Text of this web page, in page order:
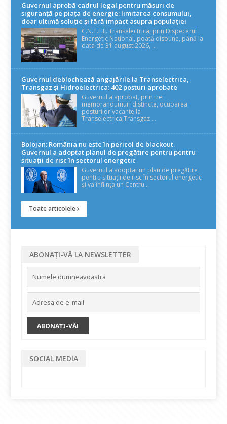
Guvernul aprobă cadrul legal pentru măsuri de
siguranță pe piața de energie: limitarea consumului,
doar ultimă soluție și fără impact asupra populației
C.N.T.E.E. Transelectrica, prin Dispecerul
Energetic Național, poată dispune, până la
data de 31 august 2026, ...
Guvernul deblochează angajările la Transelectrica,
Transgaz și Hidroelectrica: 402 posturi aprobate
Guvernul a aprobat, prin trei
memorandumuri distincte, ocuparea
posturilor vacante la
Transelectrica,Transgaz ...
Bolojan: România nu este în pericol de blackout.
Guvernul a adoptat planul de pregătire pentru pentru
situații de risc în sectorul energetic
Guvernul a adoptat un plan de pregătire
pentru situații de risc în sectorul energetic
și va înființa un Centru...
Toate articolele
ABONAȚI-VĂ LA NEWSLETTER
SOCIAL MEDIA